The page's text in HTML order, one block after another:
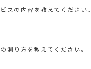
スの内容を教えてください。
測り方を教えてください。